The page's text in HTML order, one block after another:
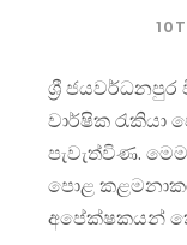
ශ්‍රී ජයවර්ධනපුර
වාර්ෂික රැකියා
පැවැත්විණ.
පොළ
අපේක්ෂකයන්